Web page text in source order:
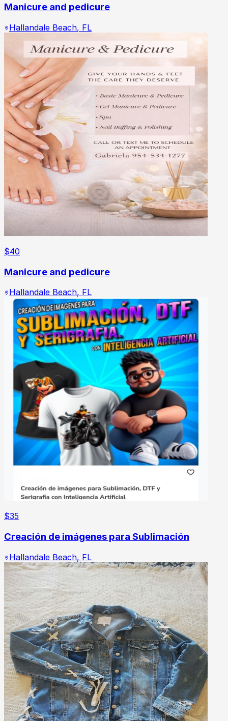
Manicure and pedicure
Hallandale Beach, FL
$40
Manicure and pedicure
Hallandale Beach, FL
$35
Creación de imágenes para Sublimación
Hallandale Beach, FL